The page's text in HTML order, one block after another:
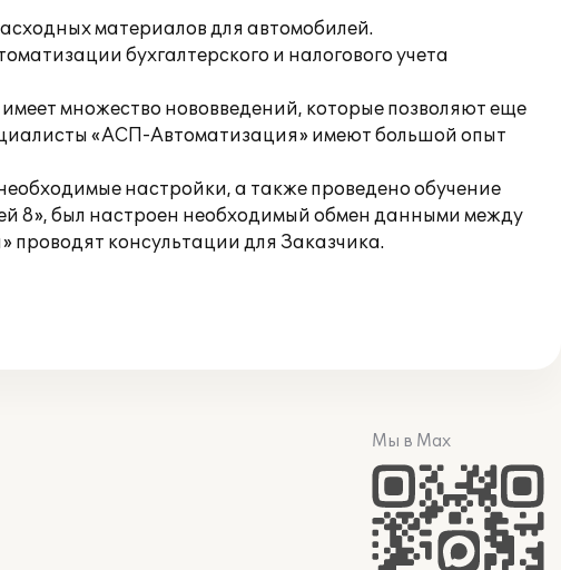
материалов для автомобилей.
бухгалтерского и налогового учета
множество нововведений, которые позволяют еще
«АСП-Автоматизация» имеют большой опыт
настройки, а также проведено обучение
8», был настроен необходимый обмен данными между
консультации для Заказчика.
Мы в Max